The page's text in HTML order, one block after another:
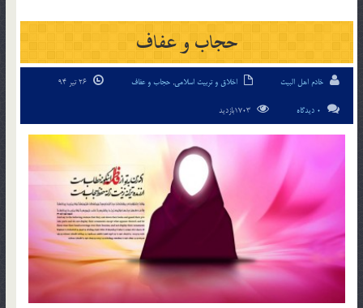
حجاب و عفاف
خادم اهل البیت اخلاق و تربیت اسلامی, حجاب و عفاف
0 دیدگاه